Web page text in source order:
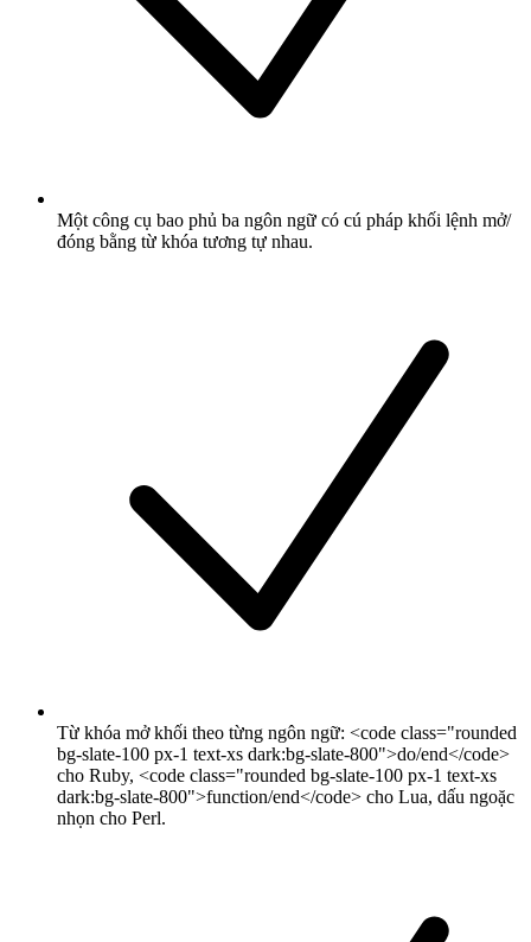
Một công cụ bao phủ ba ngôn ngữ có cú pháp khối lệnh mở/
đóng bằng từ khóa tương tự nhau.
Từ khóa mở khối theo từng ngôn ngữ: <code class="rounded
bg-slate-100 px-1 text-xs dark:bg-slate-800">do/end</code>
cho Ruby, <code class="rounded bg-slate-100 px-1 text-xs
dark:bg-slate-800">function/end</code> cho Lua, dấu ngoặc
nhọn cho Perl.